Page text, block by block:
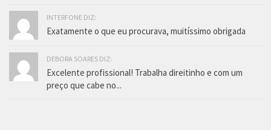
INTERFONE DIZ:
Exatamente o que eu procurava, muitíssimo obrigada
DEBORA SOARES DIZ:
Excelente profissional! Trabalha direitinho e com um
preço que cabe no...